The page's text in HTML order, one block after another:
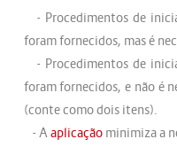
- Procedimentos de
foram fornecidos, mas é
- Procedimentos de
foram fornecidos, e não é
(conte como dois itens).
- Aaplicaçãominimiza a